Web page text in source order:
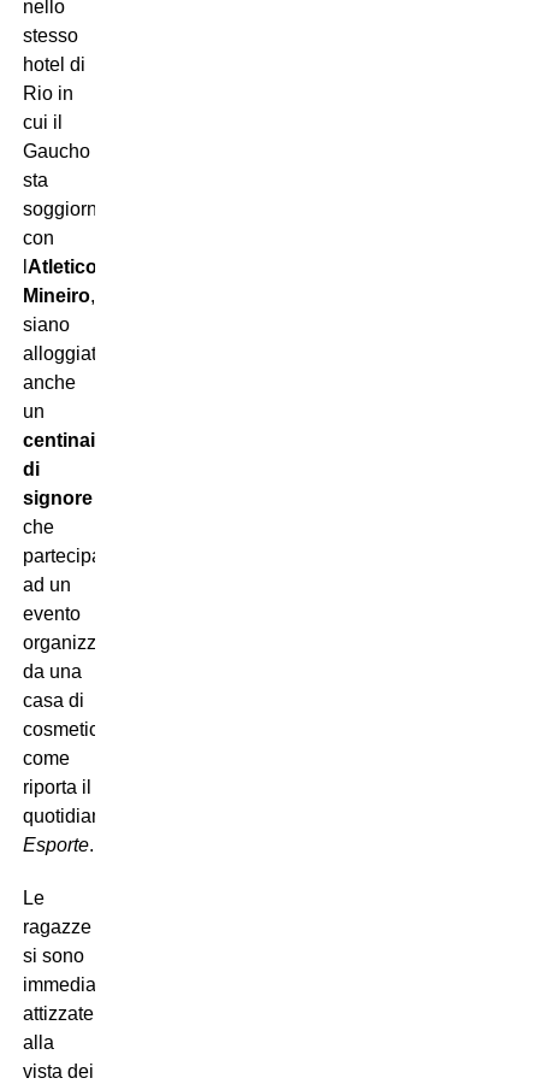
nello
stesso
hotel di
Rio in
cui il
Gaucho
sta
soggiornando
con
Atletico
Mineiro,
siano
alloggiate
anche
un
centinaio
di
signore
che
partecipano
ad un
evento
organizzato
da una
casa di
cosmetici,
come
riporta il
quotidiano
Esporte.
Le
ragazze
si sono
immediatamente
attizzate
alla
vista dei